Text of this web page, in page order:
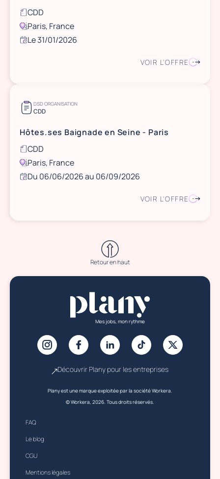
CDD
Paris, France
Le 31/01/2026
VOIR L'OFFRE
DSD ORGANISATION
CDD
Hôtes.ses Baignade en Seine - Paris
CDD
Paris, France
Du 06/06/2026 au 06/09/2026
VOIR L'OFFRE
Retour en haut
Mes jobs, mon rythme
Découvrir Plany pour les entreprises
Plany est une marque exploitée par la société Workera.
© Workera, 2026. Tous droits réservés.
FAQ
Le blog
CGU
Mentions légales